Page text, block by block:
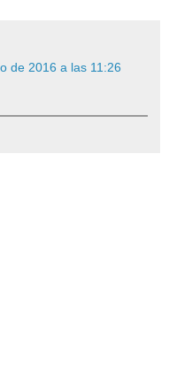
de 2016 a las 11:26